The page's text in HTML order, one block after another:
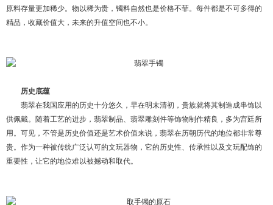
原料存量更加稀少。物以稀为贵，镯料自然也是价格不菲。每件都是不可多得的
精品，收藏价值大，未来的升值空间也不小。
历史底蕴
翡翠在我国应用的历史十分悠久，早在明末清初，贵族就将其制造成串饰以
供佩戴。随着工艺的进步，翡翠制品、翡翠雕刻件等饰物制作精良，多为宫廷所
用。可见，不管是历史价值还是艺术价值来说，翡翠在历朝历代的地位都非常尊
贵。 作为一种被传统广泛认可的文玩器物，它的历史性、传承性以及文玩配饰的
重要性，让它的地位难以被撼动和取代。